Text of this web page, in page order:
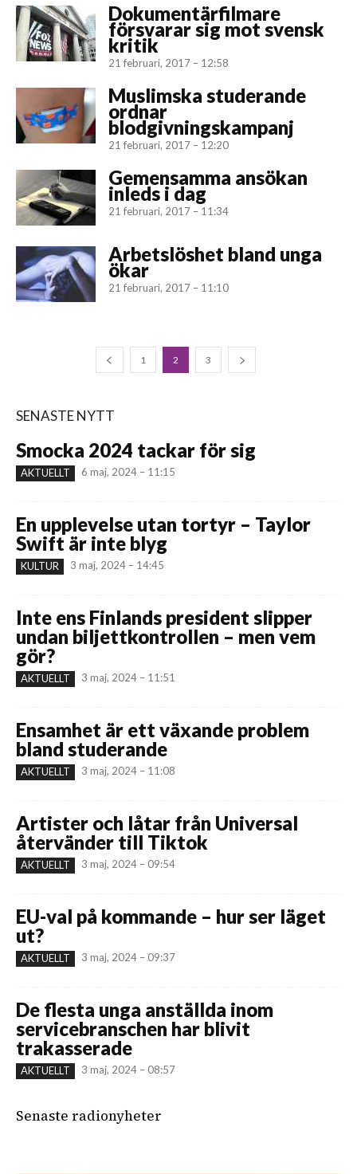
Dokumentärfilmare
försvarar sig mot svensk
kritik
21 februari, 2017 – 12:58
Muslimska studerande
ordnar
blodgivningskampanj
21 februari, 2017 – 12:20
Gemensamma ansökan
inleds i dag
21 februari, 2017 – 11:34
Arbetslöshet bland unga
ökar
21 februari, 2017 – 11:10
1 2 3
SENASTE NYTT
Smocka 2024 tackar för sig
AKTUELLT 6 maj, 2024 – 11:15
En upplevelse utan tortyr – Taylor
Swift är inte blyg
KULTUR 3 maj, 2024 – 14:45
Inte ens Finlands president slipper
undan biljettkontrollen – men vem
gör?
AKTUELLT 3 maj, 2024 – 11:51
Ensamhet är ett växande problem
bland studerande
AKTUELLT 3 maj, 2024 – 11:08
Artister och låtar från Universal
återvänder till Tiktok
AKTUELLT 3 maj, 2024 – 09:54
EU-val på kommande – hur ser läget
ut?
AKTUELLT 3 maj, 2024 – 09:37
De flesta unga anställda inom
servicebranschen har blivit
trakasserade
AKTUELLT 3 maj, 2024 – 08:57
Senaste radionyheter